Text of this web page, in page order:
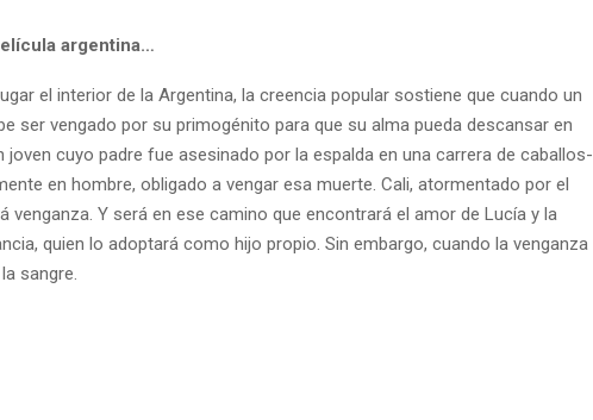
argentina…
el interior de la Argentina, la creencia popular sostiene que cuando un
ser vengado por su primogénito para que su alma pueda descansar en
joven cuyo padre fue asesinado por la espalda en una carrera de caballos-
en hombre, obligado a vengar esa muerte. Cali, atormentado por el
venganza. Y será en ese camino que encontrará el amor de Lucía y la
quien lo adoptará como hijo propio. Sin embargo, cuando la venganza
sangre.